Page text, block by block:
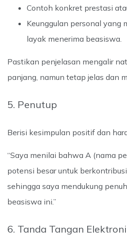
Contoh konkret prestasi
Keunggulan personal yang
layak menerima beasiswa.
Pastikan penjelasan mengalir
panjang, namun tetap jelas dan
5. Penutup
Berisi kesimpulan positif dan
“Saya menilai bahwa A (nama
potensi besar untuk
sehingga saya mendukung
beasiswa ini.”
6. Tanda Tangan